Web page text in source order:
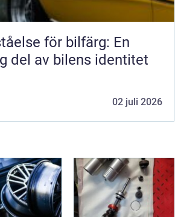
för bilfärg: En
del av bilens identitet
02 juli 2026